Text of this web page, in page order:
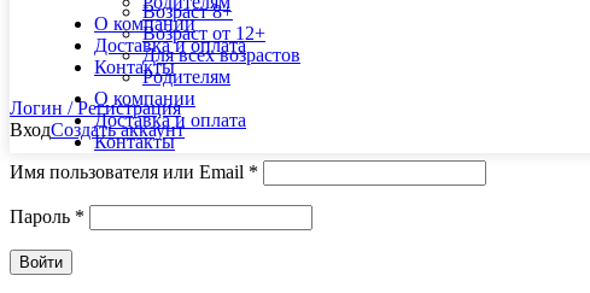
О компании
Доставка и оплата
Контакты
Логин / Регистрация
ВходСоздать аккаунт
Имя пользователя или Email *
Пароль *
Войти
Возраст 8+
Возраст от 12+
Для всех возрастов
Родителям
О компании
Доставка и оплата
Контакты